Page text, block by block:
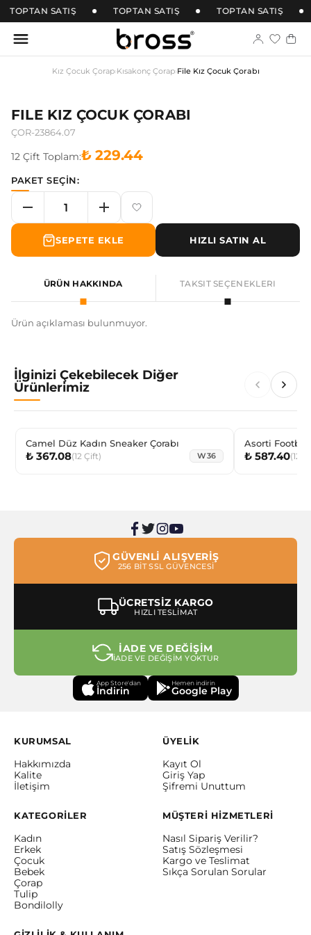
TOPTAN SATIŞ TOPTAN SATIŞ TOPTAN SATIŞ
Kız Çocuk Çorap›Kısakonç Çorap›File Kız Çocuk Çorabı
FILE KIZ ÇOCUK ÇORABI
ÇOR-23864.07
12 Çift Toplam:₺ 229.44
PAKET SEÇİN:
SEPETE EKLE HIZLI SATIN AL
ÜRÜN HAKKINDA TAKSIT SEÇENEKLERI
Ürün açıklaması bulunmuyor.
İlginizi Çekebilecek Diğer
Ürünlerimiz
Camel Düz Kadın Sneaker Çorabı
₺ 367.08(12 Çift) W36
Asorti
₺ 587.40(12
GÜVENLİ ALIŞVERİŞ
256 BİT SSL GÜVENCESİ
ÜCRETSİZ KARGO
HIZLI TESLİMAT
İADE VE DEĞİŞİM
İADE VE DEĞİŞİM YOKTUR
App Store'dan
İndirin
Hemen indirin
Google Play
KURUMSAL
Hakkımızda
Kalite
İletişim
ÜYELİK
Kayıt Ol
Giriş Yap
Şifremi Unuttum
KATEGORİLER
Kadın
Erkek
Çocuk
Bebek
Çorap
Tulip
Bondilolly
MÜŞTERİ HİZMETLERİ
Nasıl Sipariş Verilir?
Satış Sözleşmesi
Kargo ve Teslimat
Sıkça Sorulan Sorular